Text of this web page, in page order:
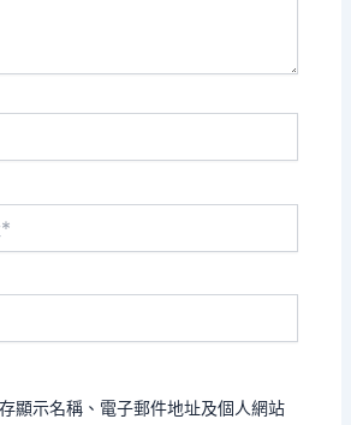
顯示名稱、電子郵件地址及個人網站